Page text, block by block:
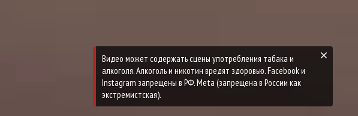
Видео может содержать сцены употребления табака и
алкоголя. Алкоголь и никотин вредят здоровью. Facebook и
Instagram запрещены в РФ. Meta (запрещена в России как
экстремистская).